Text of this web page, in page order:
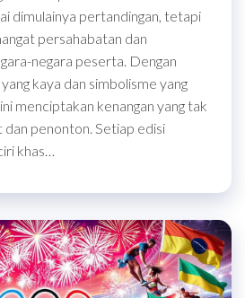
dimulainya pertandingan, tetapi
persahabatan dan
negara peserta. Dengan
kaya dan simbolisme yang
menciptakan kenangan yang tak
penonton. Setiap edisi
khas…